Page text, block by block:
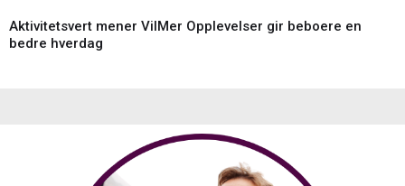
Aktivitetsvert mener VilMer Opplevelser gir beboere en
bedre hverdag